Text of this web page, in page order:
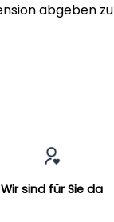
abgeben zu
Wir sind für Sie da